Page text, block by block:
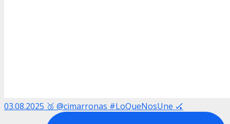
03.08.2025 🥉 @cimarronas #LoQueNosUne 🏑